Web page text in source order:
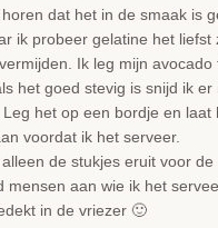
dat het in de smaak is
ik probeer gelatine het liefst
Ik leg mijn avocado
het goed stevig is snijd ik er
het op een bordje en laat
voordat ik het serveer.
de stukjes eruit voor de
mensen aan wie ik het
in de vriezer 🙂